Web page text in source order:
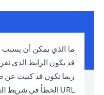
ما الذي يمكن أن يسبب
قد يكون الرابط الذي
ربما تكون قد كتبت عن
URL الخطأ في شريط العناوين